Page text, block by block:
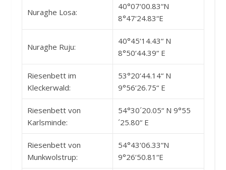
Nuraghe Losa:
40°07‘00.83“N
8°47‘24.83“E
Nuraghe Ruju:
40°45‘14.43“ N
8°50‘44.39“ E
Riesenbett im
Kleckerwald:
53°20‘44.14“ N
9°56‘26.75“ E
Riesenbett von
Karlsminde:
54°30´20.05“ N 9°55
´25.80“ E
Riesenbett von
Munkwolstrup:
54°43‘06.33“N
9°26‘50.81“E